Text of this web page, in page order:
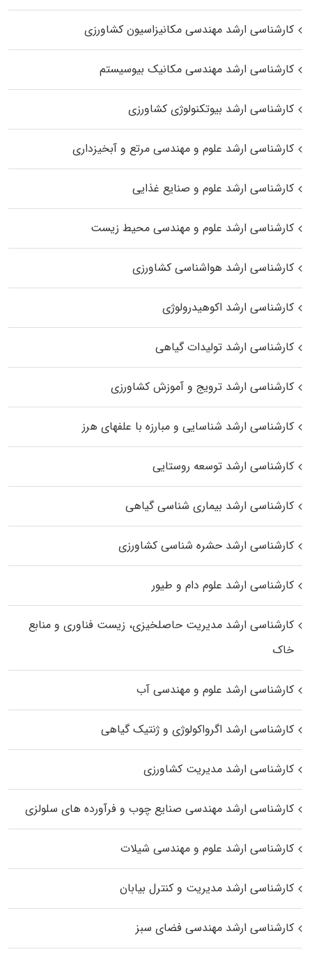
کارشناسی ارشد مهندسی مکانیزاسیون کشاورزی
کارشناسی ارشد مهندسی مکانیک بیوسیستم
کارشناسی ارشد بیوتکنولوژی کشاورزی
کارشناسی ارشد علوم و مهندسی مرتع و آبخیزداری
کارشناسی ارشد علوم و صنایع غذایی
کارشناسی ارشد علوم و مهندسی محیط زیست
کارشناسی ارشد هواشناسی کشاورزی
کارشناسی ارشد اکوهیدرولوژی
کارشناسی ارشد تولیدات گیاهی
کارشناسی ارشد ترویج و آموزش کشاورزی
کارشناسی ارشد شناسایی و مبارزه با علفهای هرز
کارشناسی ارشد توسعه روستایی
کارشناسی ارشد بیماری‌ شناسی گیاهی
کارشناسی ارشد حشره‌ شناسی کشاورزی
کارشناسی ارشد علوم دام و طیور
کارشناسی ارشد مدیریت حاصلخیزی، زیست فناوری و منابع
خاک
کارشناسی ارشد علوم و مهندسی آب
کارشناسی ارشد اگرواکولوژی و ژنتیک گیاهی
کارشناسی ارشد مدیریت کشاورزی
کارشناسی ارشد مهندسی صنایع چوب و فرآورده‌ های سلولزی
کارشناسی ارشد علوم و مهندسی شیلات
کارشناسی ارشد مدیریت و کنترل بیابان
کارشناسی ارشد مهندسی فضای سبز